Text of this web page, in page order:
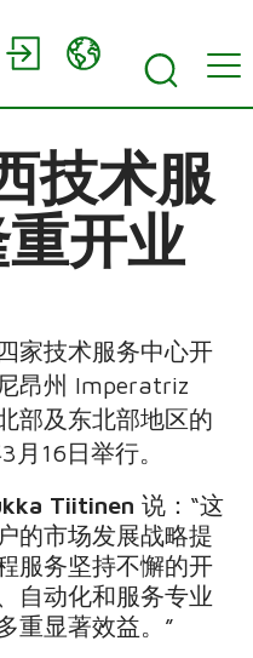
技术服
开业
家技术服务中心开
昂州 Imperatriz
部及东北部地区的
16日举行。
Tiitinen说：“这
的市场发展战略提
服务坚持不懈的开
自动化和服务专业
重显著效益。”